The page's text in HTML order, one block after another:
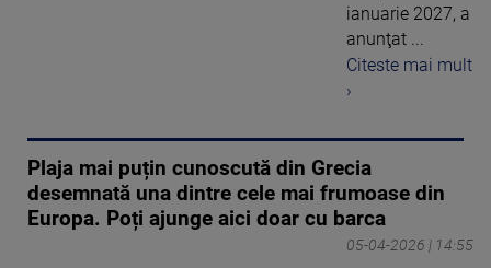
ianuarie 2027, a
anunţat ...
Citeste mai mult
›
Plaja mai puțin cunoscută din Grecia
desemnată una dintre cele mai frumoase din
Europa. Poți ajunge aici doar cu barca
05-04-2026 | 14:55